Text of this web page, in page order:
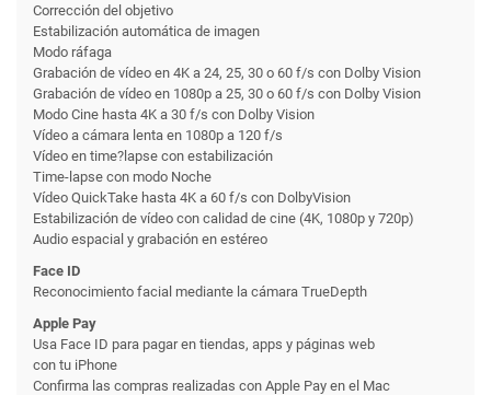
Corrección del objetivo
Estabili­zación automática de imagen
Modo ráfaga
Grabación de vídeo en 4K a 24, 25, 30 o 60 f/s con Dolby Vision
Grabación de vídeo en 1080p a 25, 30 o 60 f/s con Dolby Vision
Modo Cine hasta 4K a 30 f/s con Dolby Vision
Vídeo a cámara lenta en 1080p a 120 f/s
Vídeo en time?lapse con estabili­zación
Time-lapse con modo Noche
Vídeo QuickTake hasta 4K a 60 f/s con DolbyVision
Estabili­zación de vídeo con calidad de cine (4K, 1080p y 720p)
Audio espacial y grabación en estéreo
Face ID
Reconoci­miento facial mediante la cámara TrueDepth
Apple Pay
Usa Face ID para pagar en tiendas, apps y páginas web
con tu iPhone
Confirma las compras realizadas con Apple Pay en el Mac